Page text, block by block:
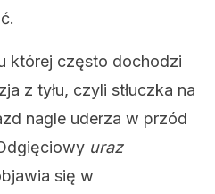
której często dochodzi
z tyłu, czyli stłuczka na
nagle uderza w przód
uraz
się w